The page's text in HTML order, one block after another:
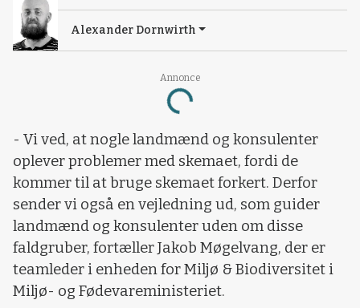
Annonce
Loading...
Alexander Dornwirth
- Vi ved, at nogle landmænd og konsulenter
oplever problemer med skemaet, fordi de
kommer til at bruge skemaet forkert. Derfor
sender vi også en vejledning ud, som guider
landmænd og konsulenter uden om disse
faldgruber, fortæller Jakob Møgelvang, der er
teamleder i enheden for Miljø & Biodiversitet i
Miljø- og Fødevareministeriet.